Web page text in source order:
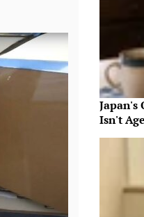
Japan's
Isn't